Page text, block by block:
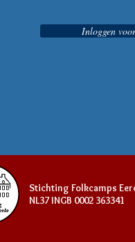
Inloggen
Stichting Folkcamps
NL37 INGB 0002 363341